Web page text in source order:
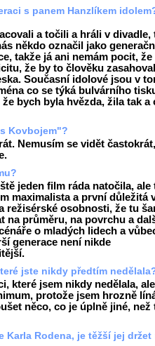
s panem Hanzlíkem
a točili a hráli v divadle,
někdo označil jako
takže já ani nemám pocit, že
že by to člověku
Současní idolové jsou v
co se týká bulvárního
bych byla hvězda, žila tak a
Kovbojem"?
Nemusím se vidět častokrát,
jeden film ráda natočila, ale
maximalista a první důležitá
režisérské osobnosti, že tu
na průměru, na povrchu a
o mladých lidech a
generace není nikde
jste nikdy předtím
které jsem nikdy nedělala, ale
protože jsem hrozně
něco, co je úplně jiné, než
Karla Rodena, je těžší jej držet